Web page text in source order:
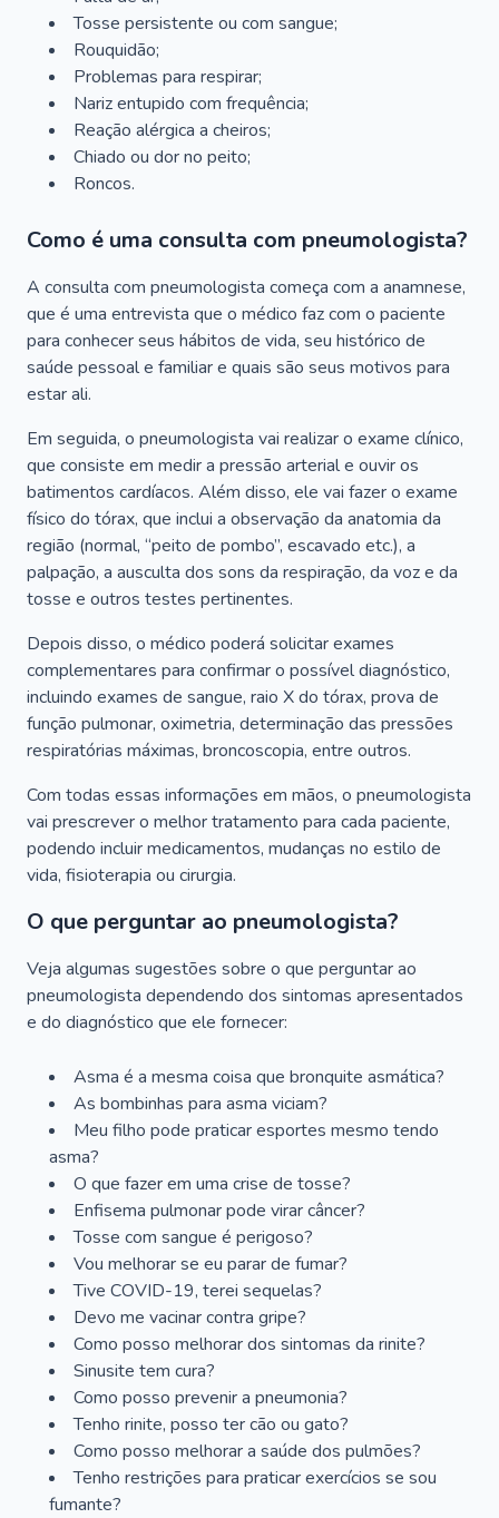
Tosse persistente ou com sangue;
Rouquidão;
Problemas para respirar;
Nariz entupido com frequência;
Reação alérgica a cheiros;
Chiado ou dor no peito;
Roncos.
Como é uma consulta com pneumologista?
A consulta com pneumologista começa com a anamnese,
que é uma entrevista que o médico faz com o paciente
para conhecer seus hábitos de vida, seu histórico de
saúde pessoal e familiar e quais são seus motivos para
estar ali.
Em seguida, o pneumologista vai realizar o exame clínico,
que consiste em medir a pressão arterial e ouvir os
batimentos cardíacos. Além disso, ele vai fazer o exame
físico do tórax, que inclui a observação da anatomia da
região (normal, “peito de pombo”, escavado etc.), a
palpação, a ausculta dos sons da respiração, da voz e da
tosse e outros testes pertinentes.
Depois disso, o médico poderá solicitar exames
complementares para confirmar o possível diagnóstico,
incluindo exames de sangue, raio X do tórax, prova de
função pulmonar, oximetria, determinação das pressões
respiratórias máximas, broncoscopia, entre outros.
Com todas essas informações em mãos, o pneumologista
vai prescrever o melhor tratamento para cada paciente,
podendo incluir medicamentos, mudanças no estilo de
vida, fisioterapia ou cirurgia.
O que perguntar ao pneumologista?
Veja algumas sugestões sobre o que perguntar ao
pneumologista dependendo dos sintomas apresentados
e do diagnóstico que ele fornecer:
Asma é a mesma coisa que bronquite asmática?
As bombinhas para asma viciam?
Meu filho pode praticar esportes mesmo tendo
asma?
O que fazer em uma crise de tosse?
Enfisema pulmonar pode virar câncer?
Tosse com sangue é perigoso?
Vou melhorar se eu parar de fumar?
Tive COVID-19, terei sequelas?
Devo me vacinar contra gripe?
Como posso melhorar dos sintomas da rinite?
Sinusite tem cura?
Como posso prevenir a pneumonia?
Tenho rinite, posso ter cão ou gato?
Como posso melhorar a saúde dos pulmões?
Tenho restrições para praticar exercícios se sou
fumante?